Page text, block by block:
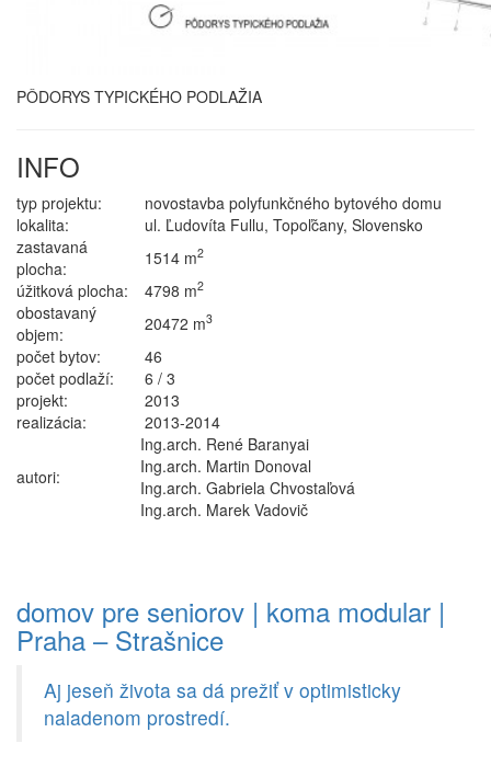
PÔDORYS TYPICKÉHO PODLAŽIA
INFO
typ projektu:
novostavba polyfunkčného bytového domu
lokalita:
ul. Ľudovíta Fullu, Topoľčany, Slovensko
zastavaná
plocha:
1514 m2
úžitková plocha: 4798 m2
obostavaný
objem:
20472 m3
počet bytov:
46
počet podlaží:
6 / 3
projekt:
2013
realizácia:
2013-2014
autori:
Ing.arch. René Baranyai
Ing.arch. Martin Donoval
Ing.arch. Gabriela Chvostaľová
Ing.arch. Marek Vadovič
domov pre seniorov | koma modular |
Praha – Strašnice
Aj jeseň života sa dá prežiť v optimisticky
naladenom prostredí.